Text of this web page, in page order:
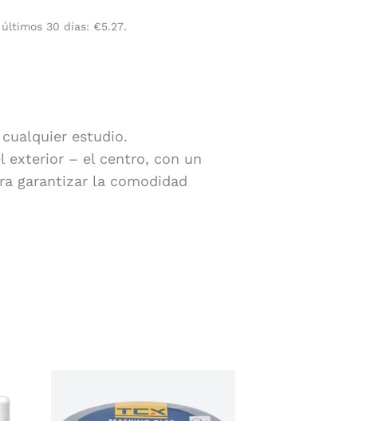
30 días: €5.27.
estudio.
exterior – el centro, con un
garantizar la comodidad